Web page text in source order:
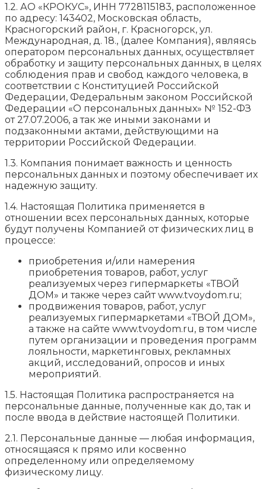
1.2. АО «КРОКУС», ИНН 7728115183, расположенное
по адресу: 143402, Московская область,
Красногорский район, г. Красногорск, ул.
Международная, д. 18., (далее Компания), являясь
оператором персональных данных, осуществляет
обработку и защиту персональных данных, в целях
соблюдения прав и свобод каждого человека, в
соответствии с Конституцией Российской
Федерации, Федеральным законом Российской
Федерации «О персональных данных» № 152-ФЗ
от 27.07.2006, а так же иными законами и
подзаконными актами, действующими на
территории Российской Федерации.
1.3. Компания понимает важность и ценность
персональных данных и поэтому обеспечивает их
надежную защиту.
1.4. Настоящая Политика применяется в
отношении всех персональных данных, которые
будут получены Компанией от физических лиц в
процессе:
приобретения и/или намерения
приобретения товаров, работ, услуг
реализуемых через гипермаркеты «ТВОЙ
ДОМ» и также через сайт www.tvoydom.ru;
продвижения товаров, работ, услуг
реализуемых гипермаркетами «ТВОЙ ДОМ»,
а также на сайте www.tvoydom.ru, в том числе
путем организации и проведения программ
лояльности, маркетинговых, рекламных
акций, исследований, опросов и иных
мероприятий.
1.5. Настоящая Политика распространяется на
персональные данные, полученные как до, так и
после ввода в действие настоящей Политики.
2.1. Персональные данные — любая информация,
относящаяся к прямо или косвенно
определенному или определяемому
физическому лицу.